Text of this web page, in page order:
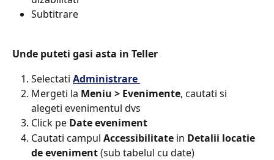
Subtitrare ​
Unde puteti gasi asta in Teller​
Selectati Administrare
Mergeti la Meniu > Evenimente, cautati si
alegeti evenimentul dvs
Click pe Date eveniment​
Cautati campul Accessibilitate in Detalii locatie
de eveniment (sub tabelul cu date)